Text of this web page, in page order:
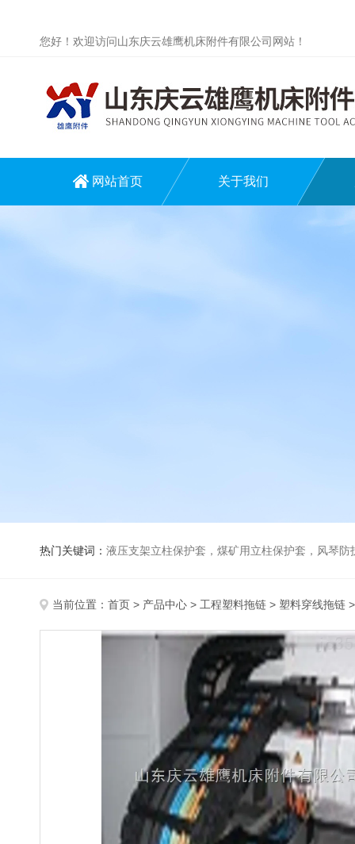
您好！欢迎访问山东庆云雄鹰机床附件有限公司网站！
网站首页 关于我们
热门关键词： 液压支架立柱保护套，煤矿用立柱保护套，风琴
当前位置： 首页 > 产品中心 > 工程塑料拖链 > 塑料穿线拖链